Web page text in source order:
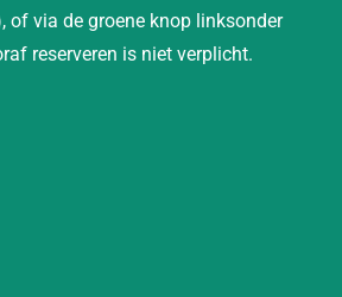
of via de groene knop linksonder
reserveren is niet verplicht.